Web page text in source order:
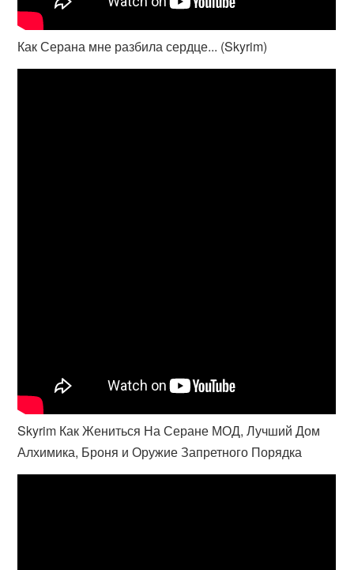
Как Серана мне разбила сердце... (Skyrim)
Skyrim Как Жениться На Серане МОД, Лучший Дом
Алхимика, Броня и Оружие Запретного Порядка